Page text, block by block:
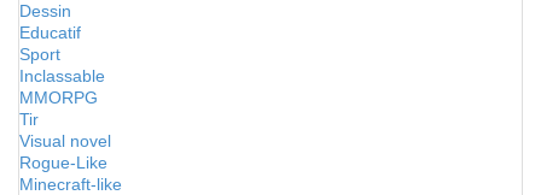
Dessin
Educatif
Sport
Inclassable
MMORPG
Tir
Visual novel
Rogue-Like
Minecraft-like